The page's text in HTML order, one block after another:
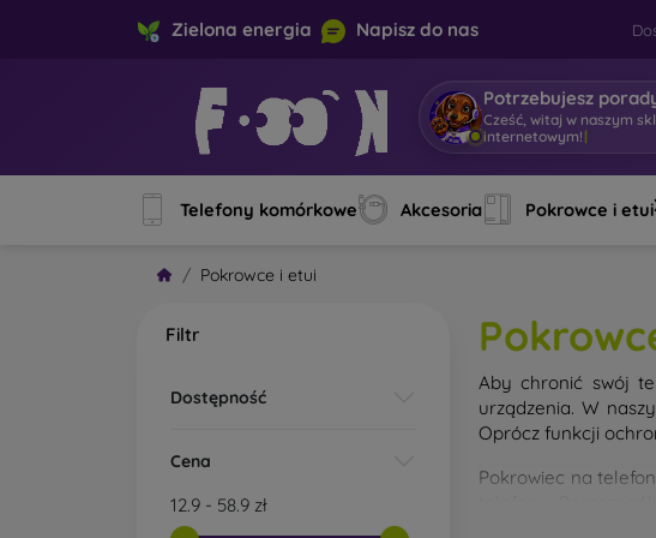
Zielona energia Napisz do nas
Potrzebujesz
Cześć, witaj w naszym
internetowym! |
Telefony komórkowe Akcesoria Pokrowce i etui
Pokrowce i etui
Filtr
Dostępność
Cena
12.9 - 58.9 zł
Aby chronić swój
urządzenia. W
Oprócz funkcji
Pokrowiec na